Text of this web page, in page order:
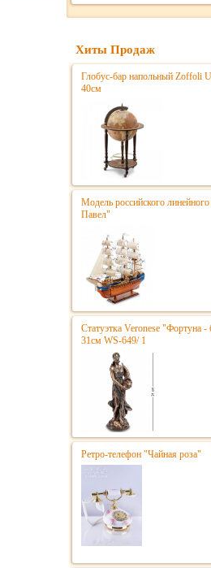
Хиты Продаж
Глобус-бар напольный Zoffoli
40см
Модель российского
Павел"
Статуэтка Veronese "Фортуна
31см WS-649/ 1
Ретро-телефон "Чайная роза"